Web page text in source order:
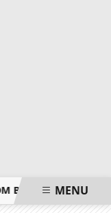
TAXA SELIC
MENU